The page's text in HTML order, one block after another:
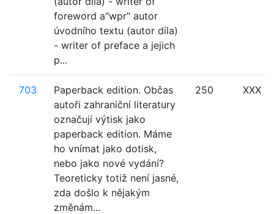
foreword a"wpr" autor
úvodního textu (autor díla)
- writer of preface a jejich
p...
703
Paperback edition. Občas
autoři zahraniční literatury
označují výtisk jako
paperback edition. Máme
ho vnímat jako dotisk,
nebo jako nové vydání?
Teoreticky totiž není jasné,
zda došlo k nějakým
změnám...
250 XXX